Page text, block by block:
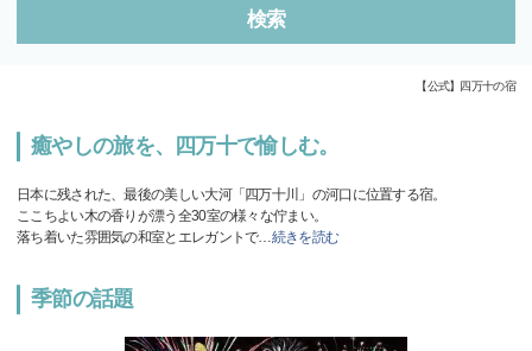
検索
【公式】四万十の宿
癒やしの旅を、四万十で愉しむ。
日本に残された、最後の美しい大河「四万十川」の河口に位置する宿。
ここちよい木の香りが漂う全30室の様々な佇まい。
落ち着いた雰囲気の和室とエレガントで…続きを読む
季節の話題